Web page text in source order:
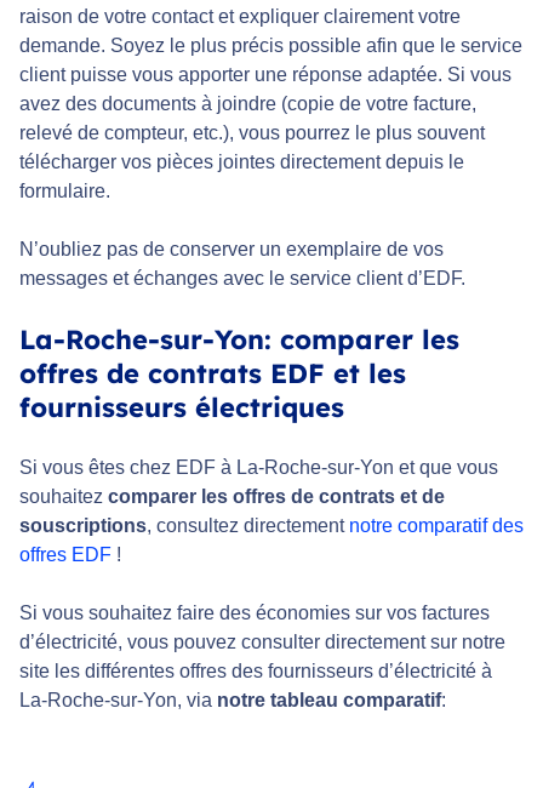
raison de votre contact et expliquer clairement votre
demande. Soyez le plus précis possible afin que le service
client puisse vous apporter une réponse adaptée. Si vous
avez des documents à joindre (copie de votre facture,
relevé de compteur, etc.), vous pourrez le plus souvent
télécharger vos pièces jointes directement depuis le
formulaire.
N’oubliez pas de conserver un exemplaire de vos
messages et échanges avec le service client d’EDF.
La-Roche-sur-Yon: comparer les
offres de contrats EDF et les
fournisseurs électriques
Si vous êtes chez EDF à La-Roche-sur-Yon et que vous
souhaitez comparer les offres de contrats et de
souscriptions, consultez directement notre comparatif des
offres EDF !
Si vous souhaitez faire des économies sur vos factures
d’électricité, vous pouvez consulter directement sur notre
site les différentes offres des fournisseurs d’électricité à
La-Roche-sur-Yon, via notre tableau comparatif: